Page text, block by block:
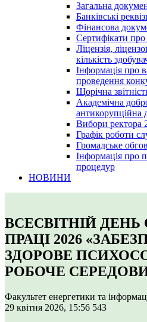
Загальна
Банківські
Фінансова
Сертифікати
Ліцензія,
кількість
Інформація про
проведення
Щорічна
Академічна
антикорупційна
Вибори ректора
Графік роботи
Громадське
Інформація про
процедур
НОВИНИ
ВСЕСВІТНІЙ
ПРАЦІ 2026
ЗДОРОВЕ
РОБОЧЕ
Факультет енергетики та
29 квітня 2026, 15:56 543